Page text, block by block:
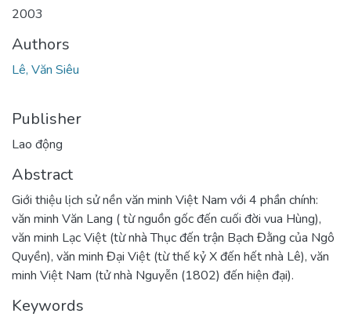
2003
Authors
Lê, Văn Siêu
Publisher
Lao động
Abstract
Giới thiệu lịch sử nền văn minh Việt Nam với 4 phần chính:
văn minh Văn Lang ( từ nguồn gốc đến cuối đời vua Hùng),
văn minh Lạc Việt (từ nhà Thục đến trận Bạch Đằng của Ngô
Quyền), văn minh Đại Việt (từ thế kỷ X đến hết nhà Lê), văn
minh Việt Nam (tử nhà Nguyễn (1802) đến hiện đại).
Keywords